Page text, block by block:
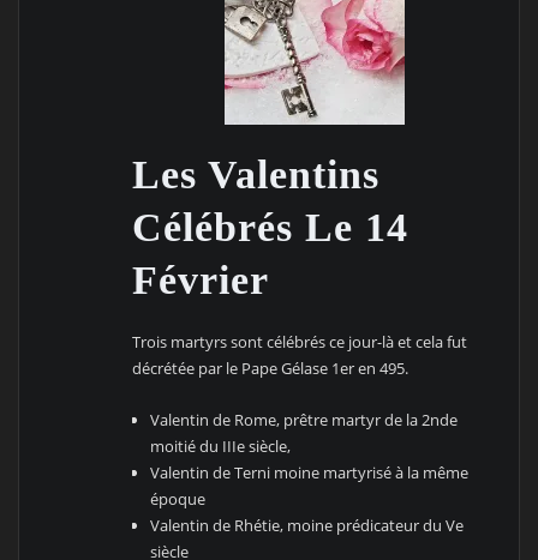
Les Valentins
Célébrés Le 14
Février
Trois martyrs sont célébrés ce jour-là et cela fut
décrétée par le Pape Gélase 1er en 495.
Valentin de Rome, prêtre martyr de la 2nde
moitié du IIIe siècle,
Valentin de Terni moine martyrisé à la même
époque
Valentin de Rhétie, moine prédicateur du Ve
siècle